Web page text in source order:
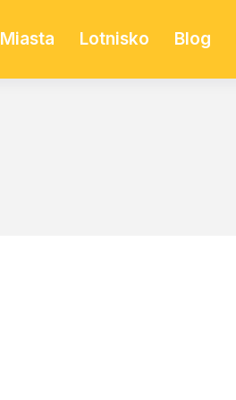
Miasta Lotnisko Blog